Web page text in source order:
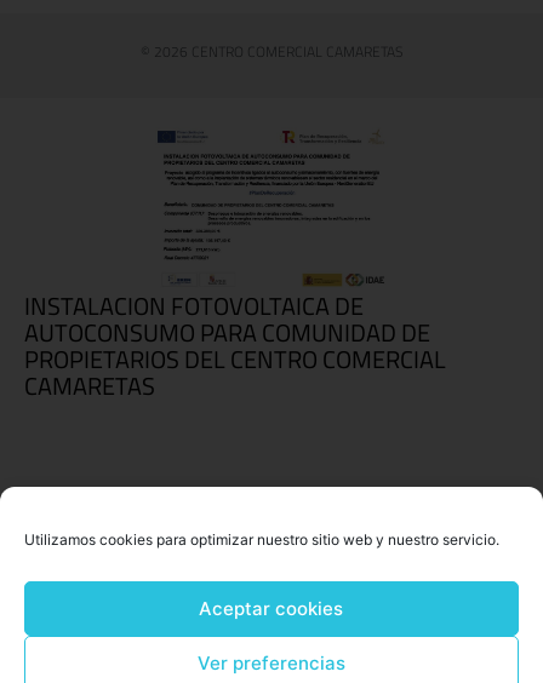
Utilizamos cookies para optimizar nuestro sitio web y nuestro servicio.
Aceptar cookies
Ver preferencias
© 2026 CENTRO COMERCIAL CAMARETAS
INSTALACION FOTOVOLTAICA DE
AUTOCONSUMO PARA COMUNIDAD DE
PROPIETARIOS DEL CENTRO COMERCIAL
CAMARETAS